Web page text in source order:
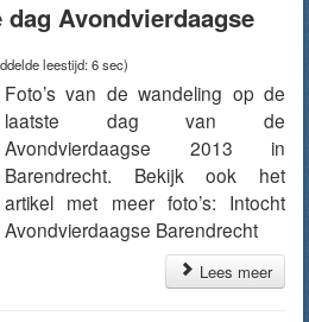
Avondvierdaagse
leestijd: 6 sec)
Foto’s van de wandeling op de
laatste dag van de
Avondvierdaagse 2013 in
Barendrecht. Bekijk ook het
artikel met meer foto’s: Intocht
Avondvierdaagse Barendrecht
Lees meer